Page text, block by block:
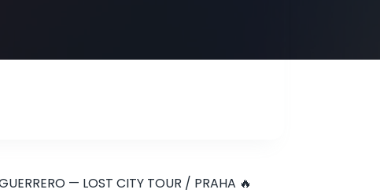
— LOST CITY TOUR / PRAHA 🔥